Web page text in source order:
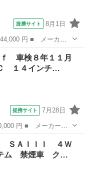
提携サイト 8月1日
レード名： Ｘ Ｓ
ＡＵＸ ＡＭ／ＦＭ
ｆ 車検８年１１月
１４インチ…
提携サイト 7月28日
グレード名： Ｇｆ
インチ社外アルミ
ＳＡＩＩＩ ４Ｗ
ム 禁煙車 ク…